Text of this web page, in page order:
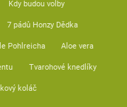
Kdy budou volby
7 pádů Honzy Dědka
Pohlreicha Aloe vera
Tvarohové knedlíky
koláč